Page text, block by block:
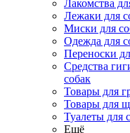
Лакомства
Лежаки для
Миски для
Одежда для
Переноски
Средства
собак
Товары для
Товары для
Туалеты для
Ещё